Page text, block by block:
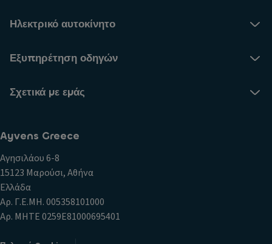
Ηλεκτρικό αυτοκίνητο
Εξυπηρέτηση οδηγών
Σχετικά με εμάς
Ayvens Greece
Αγησιλάου 6-8
15123 Μαρούσι, Αθήνα
Ελλάδα
Αρ. Γ.Ε.ΜΗ. 005358101000
Αρ. ΜΗΤΕ 0259E81000695401